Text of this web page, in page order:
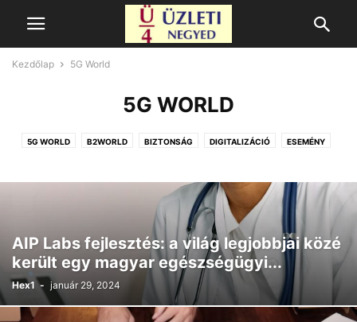
Kezdőlap 5G World
5G WORLD
5G WORLD B2WORLD BIZTONSÁG DIGITALIZÁCIÓ ESEMÉNY
OTTHON PÉNZÜGY SAJTÓKÖZLEMÉNYEK STARTUP
TÁMOGATOTT TARTALOM TUDOMÁNY
AIP Labs fejlesztés: a világ legjobbjai közé
került egy magyar egészségügyi...
Hex1 - január 29, 2024